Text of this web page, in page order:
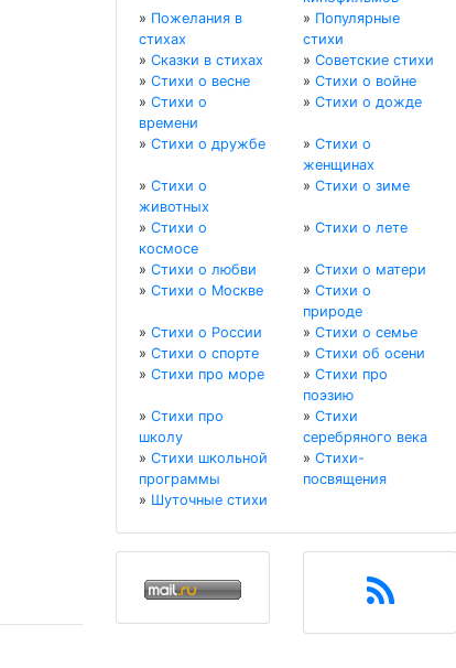
» Пожелания в
стихах
» Популярные
стихи
» Сказки в стихах » Советские стихи
» Стихи о весне » Стихи о войне
» Стихи о
времени
» Стихи о дожде
» Стихи о дружбе » Стихи о
женщинах
» Стихи о
животных
» Стихи о зиме
» Стихи о
космосе
» Стихи о лете
» Стихи о любви » Стихи о матери
» Стихи о Москве » Стихи о
природе
» Стихи о России » Стихи о семье
» Стихи о спорте » Стихи об осени
» Стихи про море » Стихи про
поэзию
» Стихи про
школу
» Стихи
серебряного века
» Стихи школьной
программы
» Стихи-
посвящения
» Шуточные стихи